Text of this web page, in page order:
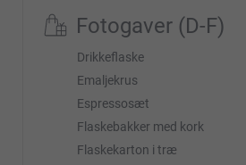
Fotogaver (D-F)
Drikkeflaske
Emaljekrus
Espressosæt
Flaskebakker med kork
Flaskekarton i træ